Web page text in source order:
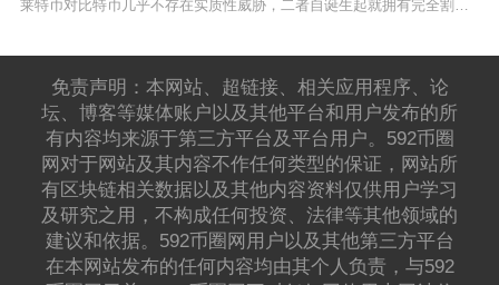
免责声明：本网站、超链接、相关应用程序、论
坛、博客等媒体账户以及其他平台和用户发布的所
有内容均来源于第三方平台及平台用户。592币圈
网对于网站及其内容不作任何类型的保证，网站所
有区块链相关数据以及其他内容资料仅供用户学习
及研究之用，不构成任何投资、法律等其他领域的
建议和依据。592币圈网用户以及其他第三方平台
在本网站发布的任何内容均由其个人负责，与592